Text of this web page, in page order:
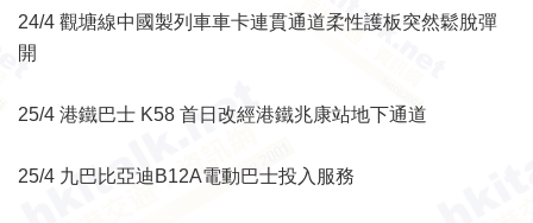
24/4 觀塘線中國製列車車卡連貫通道柔性護板突然鬆脫彈
開
25/4 港鐵巴士 K58 首日改經港鐵兆康站地下通道
25/4 九巴比亞迪B12A電動巴士投入服務